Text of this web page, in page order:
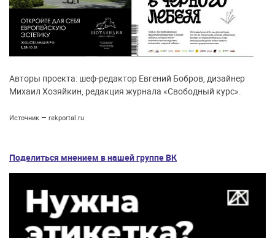
Авторы проекта: шеф-редактор Евгений Бобров, дизайнер
Михаил Хозяйкин, редакция журнала «Свободный курс».
Источник — rekportal.ru
Поделиться мнением в нашей группе ВК